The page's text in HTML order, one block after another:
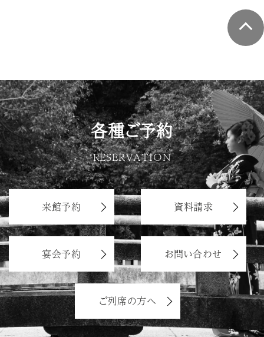
各種ご予約
RESERVATION
来館予約 資料請求
宴会予約 お問い合わせ
ご列席の方へ